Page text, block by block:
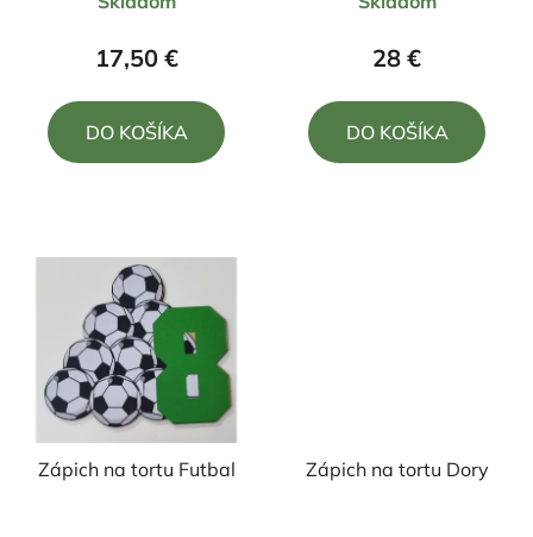
hodnotenie
produktu
z
17,50 €
DO KOŠÍKA
hodnotenie
produktu
z
28 €
DO KOŠÍKA
Zápich na tortu Futbal Zápich na tortu Dory